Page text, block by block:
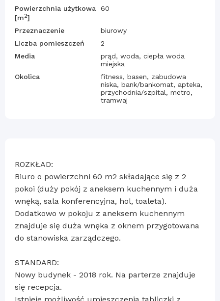
Powierzchnia użytkowa
[m2]
60
Przeznaczenie
biurowy
Liczba pomieszczeń
2
Media
prąd, woda, ciepła woda
miejska
Okolica
fitness, basen, zabudowa
niska, bank/bankomat, apteka,
przychodnia/szpital, metro,
tramwaj
ROZKŁAD:
Biuro o powierzchni 60 m2 składające się z 2
pokoi (duży pokój z aneksem kuchennym i duża
wnęką, sala konferencyjna, hol, toaleta).
Dodatkowo w pokoju z aneksem kuchennym
znajduje się duża wnęka z oknem przygotowana
do stanowiska zarządczego.
STANDARD:
Nowy budynek - 2018 rok. Na parterze znajduje
się recepcja.